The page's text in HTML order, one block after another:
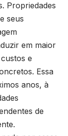
Propriedades
seus
em maior
e
Essa
anos, à
de